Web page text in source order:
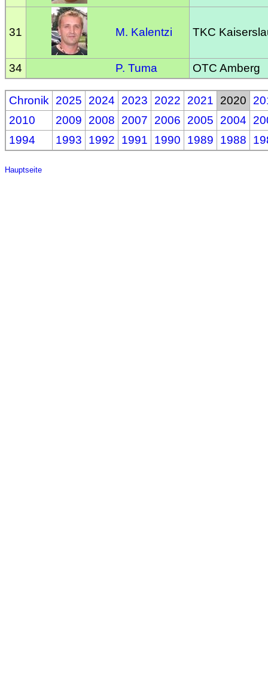
31 M. Kalentzi TKC
34 P. Tuma OTC Amberg
Chronik 2025 2024 2023 2022 2021 2020
2010
2009 2008 2007 2006 2005 2004
1994
1993 1992 1991 1990 1989 1988
Hauptseite